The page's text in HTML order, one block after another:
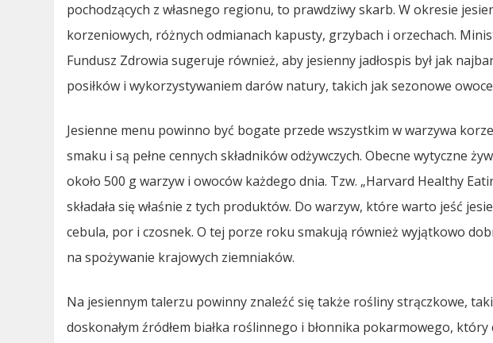
pochodzących z własnego regionu, to prawdziwy skarb. W okresie
korzeniowych, różnych odmianach kapusty, grzybach i orzechach.
Fundusz Zdrowia sugeruje również, aby jesienny jadłospis był jak
posiłków i wykorzystywaniem darów natury, takich jak sezonowe
Jesienne menu powinno być bogate przede wszystkim w warzywa
smaku i są pełne cennych składników odżywczych. Obecne wytyczne
około 500 g warzyw i owoców każdego dnia. Tzw. „Harvard Healthy
składała się właśnie z tych produktów. Do warzyw, które warto jeść
cebula, por i czosnek. O tej porze roku smakują również wyjątkowo
na spożywanie krajowych ziemniaków.
Na jesiennym talerzu powinny znaleźć się także rośliny strączkowe,
doskonałym źródłem białka roślinnego i błonnika pokarmowego,